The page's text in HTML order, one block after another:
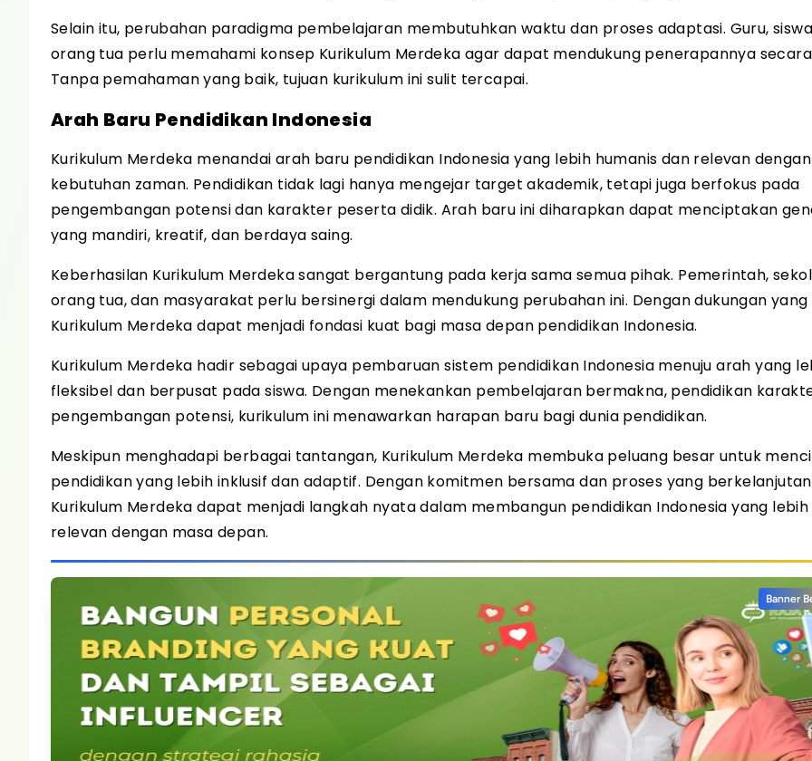
Selain itu, perubahan paradigma pembelajaran membutuhkan waktu dan proses adaptasi. Guru,
orang tua perlu memahami konsep Kurikulum Merdeka agar dapat mendukung penerapannya
Tanpa pemahaman yang baik, tujuan kurikulum ini sulit tercapai.
Arah Baru Pendidikan Indonesia
Kurikulum Merdeka menandai arah baru pendidikan Indonesia yang lebih humanis dan relevan dengan
kebutuhan zaman. Pendidikan tidak lagi hanya mengejar target akademik, tetapi juga berfokus pada
pengembangan potensi dan karakter peserta didik. Arah baru ini diharapkan dapat menciptakan
yang mandiri, kreatif, dan berdaya saing.
Keberhasilan Kurikulum Merdeka sangat bergantung pada kerja sama semua pihak. Pemerintah,
orang tua, dan masyarakat perlu bersinergi dalam mendukung perubahan ini. Dengan dukungan
Kurikulum Merdeka dapat menjadi fondasi kuat bagi masa depan pendidikan Indonesia.
Kurikulum Merdeka hadir sebagai upaya pembaruan sistem pendidikan Indonesia menuju arah yang
fleksibel dan berpusat pada siswa. Dengan menekankan pembelajaran bermakna, pendidikan
pengembangan potensi, kurikulum ini menawarkan harapan baru bagi dunia pendidikan.
Meskipun menghadapi berbagai tantangan, Kurikulum Merdeka membuka peluang besar untuk
pendidikan yang lebih inklusif dan adaptif. Dengan komitmen bersama dan proses yang
Kurikulum Merdeka dapat menjadi langkah nyata dalam membangun pendidikan Indonesia yang
relevan dengan masa depan.
Banner